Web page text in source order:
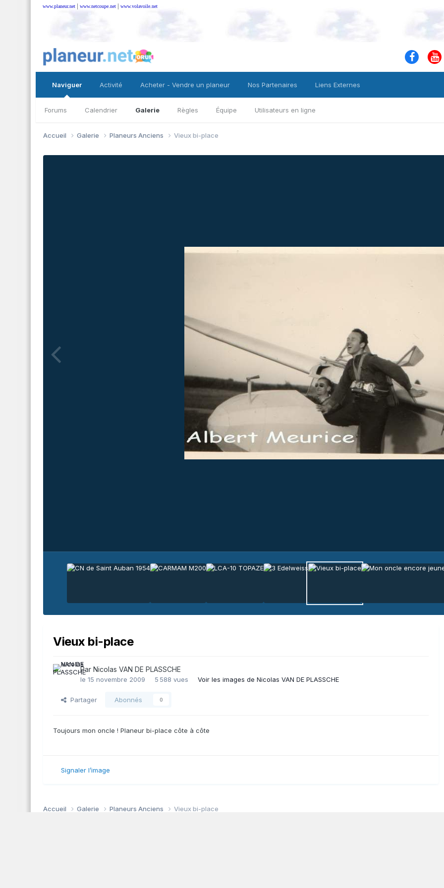
www.planeur.net | www.netcoupe.net | www.volavoile.net
Naviguer
Forums Calendrier Galerie Règles Équipe Utilisateurs en ligne
Activité Acheter - Vendre un planeur Nos Partenaires Liens Externes
Accueil Galerie Planeurs Anciens Vieux bi-place
Vieux bi-place
Par Nicolas VAN DE PLASSCHE
le 15 novembre 2009 5 588 vues Voir les images de Nicolas VAN DE PLASSCHE
Partager Abonnés 0
Toujours mon oncle ! Planeur bi-place côte à côte
Signaler l’image
Accueil Galerie Planeurs Anciens Vieux bi-place